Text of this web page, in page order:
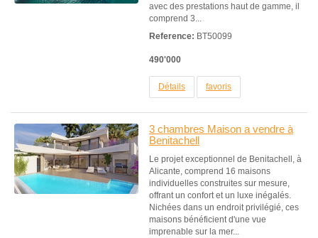
avec des prestations haut de gamme, il
comprend 3...
Reference: BT50099
490'000
Détails favoris
3 chambres Maison a vendre à
Benitachell
Le projet exceptionnel de Benitachell, à
Alicante, comprend 16 maisons
individuelles construites sur mesure,
offrant un confort et un luxe inégalés.
Nichées dans un endroit privilégié, ces
maisons bénéficient d'une vue
imprenable sur la mer...